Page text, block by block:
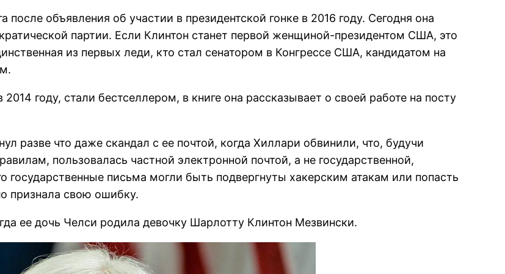
объявления об участии в президентской гонке в 2016 году. Сегодня она
партии. Если Клинтон станет первой женщиной-президентом США, это
из первых леди, кто стал сенатором в Конгрессе США, кандидатом на
году, стали бестселлером, в книге она рассказывает о своей работе на посту
разве что даже скандал с ее почтой, когда Хиллари обвинили, что, будучи
пользовалась частной электронной почтой, а не государственной,
государственные письма могли быть подвергнуты хакерским атакам или попасть
признала свою ошибку.
ее дочь Челси родила девочку Шарлотту Клинтон Мезвински.